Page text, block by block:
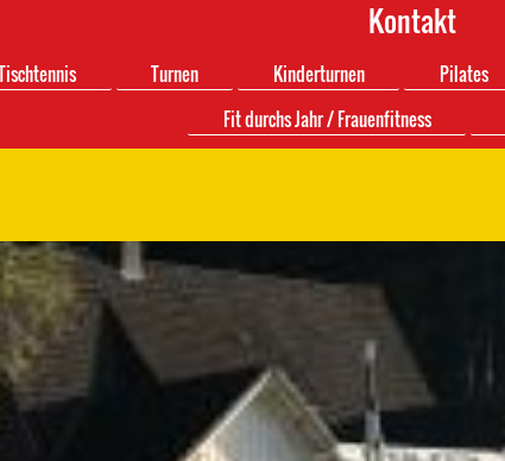
Kontakt
Turnen Kinderturnen Pilates
Fit durchs Jahr / Frauenfitness